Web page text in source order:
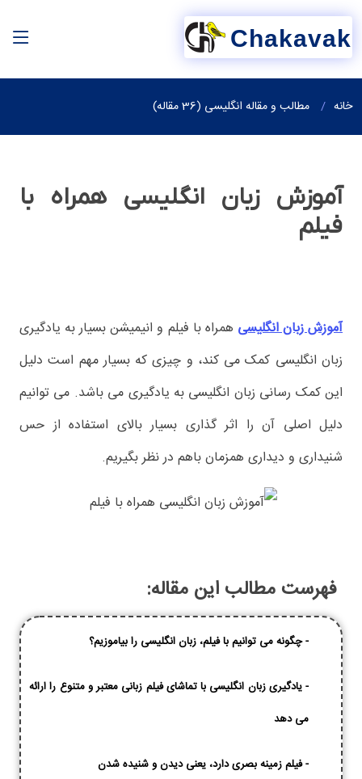
Chakavak
خانه مطالب و مقاله انگلیسی (36 مقاله)
آموزش زبان انگلیسی همراه با
فیلم
آموزش زبان انگلیسی همراه با فیلم و انیمیشن بسیار به یادگیری
زبان انگلیسی کمک می کند، و چیزی که بسیار مهم است دلیل
این کمک رسانی زبان انگلیسی به یادگیری می باشد. می توانیم
دلیل اصلی آن را اثر گذاری بسیار بالای استفاده از حس
شنیداری و دیداری همزمان باهم در نظر بگیریم.
فهرست مطالب این مقاله:
-چگونه می توانیم با فیلم، زبان انگلیسی را بیاموزیم؟
-یادگیری زبان انگلیسی با تماشای فیلم زبانی معتبر و متنوع را ارائه
می دهد
-فیلم زمینه بصری دارد، یعنی دیدن و شنیده شدن